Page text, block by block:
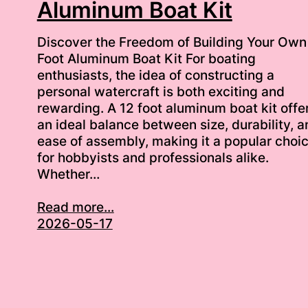
Aluminum Boat Kit
Discover the Freedom of Building Your Own
Foot Aluminum Boat Kit For boating
enthusiasts, the idea of constructing a
personal watercraft is both exciting and
rewarding. A 12 foot aluminum boat kit
an ideal balance between size, durability,
ease of assembly, making it a popular
for hobbyists and professionals alike.
Whether…
Read more...
2026-05-17